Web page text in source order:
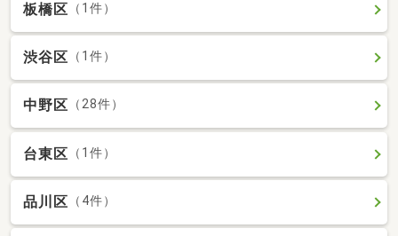
板橋区 （1件）
渋谷区 （1件）
中野区 （28件）
台東区 （1件）
品川区 （4件）